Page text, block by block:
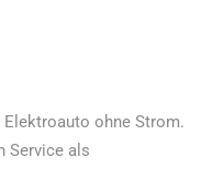
Elektroauto ohne Strom.
Service als